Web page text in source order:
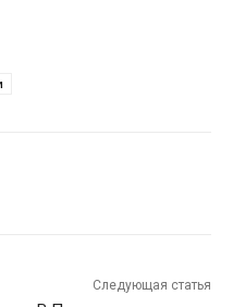
Следующая статья